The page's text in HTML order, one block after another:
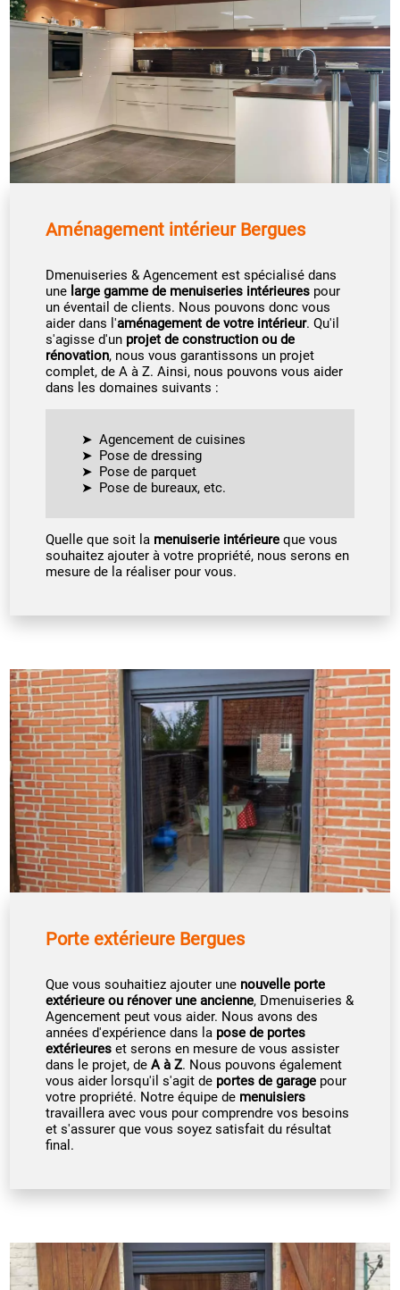
Aménagement intérieur Bergues
Dmenuiseries & Agencement est spécialisé dans
une large gamme de menuiseries intérieures pour
un éventail de clients. Nous pouvons donc vous
aider dans l'aménagement de votre intérieur. Qu'il
s'agisse d'un projet de construction ou de
rénovation, nous vous garantissons un projet
complet, de A à Z. Ainsi, nous pouvons vous aider
dans les domaines suivants :
Agencement de cuisines
Pose de dressing
Pose de parquet
Pose de bureaux, etc.
Quelle que soit la menuiserie intérieure que vous
souhaitez ajouter à votre propriété, nous serons en
mesure de la réaliser pour vous.
Porte extérieure Bergues
Que vous souhaitiez ajouter une nouvelle porte
extérieure ou rénover une ancienne, Dmenuiseries &
Agencement peut vous aider. Nous avons des
années d'expérience dans la pose de portes
extérieures et serons en mesure de vous assister
dans le projet, deA à Z. Nous pouvons également
vous aider lorsqu'il s'agit de portes de garage pour
votre propriété. Notre équipe de menuisiers
travaillera avec vous pour comprendre vos besoins
et s'assurer que vous soyez satisfait du résultat
final.